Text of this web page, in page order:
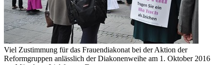
Viel Zustimmung für das Frauendiakonat bei der Aktion der
Reformgruppen anlässlich der Diakonenweihe am 1. Oktober 2016